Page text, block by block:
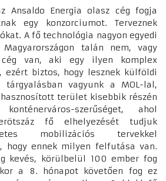
Ansaldo Energia olasz cég fogja
egy konzorciumot. Terveznek
A fő technológia nagyon egyedi
talán nem, vagy
van, aki egy ilyen komplex
ezért biztos, hogy lesznek külföldi
tárgyalásban vagyunk a MOL-lal,
terület kisebbik részén
szerűséget, ahol
fő elhelyezését tudjuk
mobilizációs tervekkel
hogy ennek milyen felfutása van.
kevés, körülbelül 100 ember fog
a 8. hónapot követően fog ez